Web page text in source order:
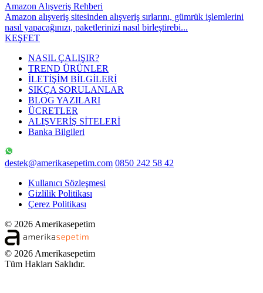
Amazon Alışveriş Rehberi
Amazon alışveriş sitesinden alışveriş sırlarını, gümrük işlemlerini
nasıl yapacağınızı, paketlerinizi nasıl birleştirebi...
KEŞFET
NASIL ÇALIŞIR?
TREND ÜRÜNLER
İLETİŞİM BİLGİLERİ
SIKÇA SORULANLAR
BLOG YAZILARI
ÜCRETLER
ALIŞVERİŞ SİTELERİ
Banka Bilgileri
destek@amerikasepetim.com 0850 242 58 42
Kullanıcı Sözleşmesi
Gizlilik Politikası
Çerez Politikası
© 2026 Amerikasepetim
© 2026 Amerikasepetim
Tüm Hakları Saklıdır.